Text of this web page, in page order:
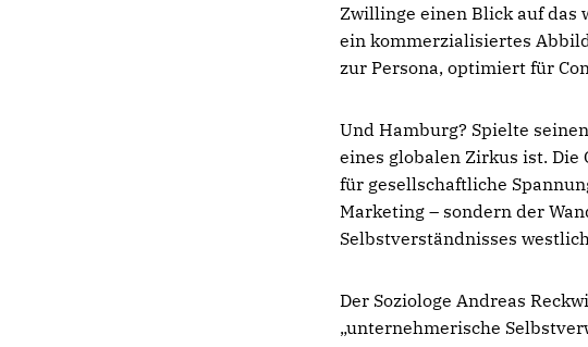
Zwillinge einen Blick auf das
ein kommerzialisiertes
zur Persona, optimiert für
Und Hamburg? Spielte
eines globalen Zirkus ist. Die
für gesellschaftliche
Marketing – sondern der
Selbstverständnisses
Der Soziologe Andreas
„unternehmerische